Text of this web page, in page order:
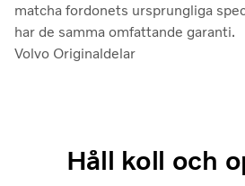
matcha fordonets ursprungliga
har de samma omfattande garanti.
Volvo Originaldelar
Håll koll och